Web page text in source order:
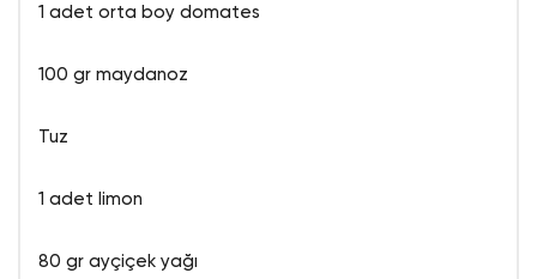
1 adet orta boy domates
100 gr maydanoz
Tuz
1 adet limon
80 gr ayçiçek yağı